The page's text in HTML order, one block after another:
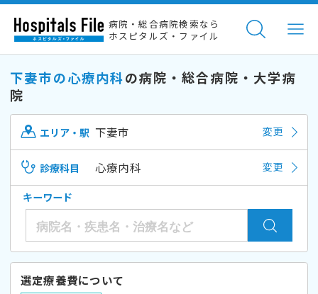
病院・総合病院検索なら
ホスピタルズ・ファイル
下妻市の心療内科の病院・総合病院・大学病
院
エリア・駅 下妻市 変更
診療科目 心療内科 変更
キーワード
選定療養費について